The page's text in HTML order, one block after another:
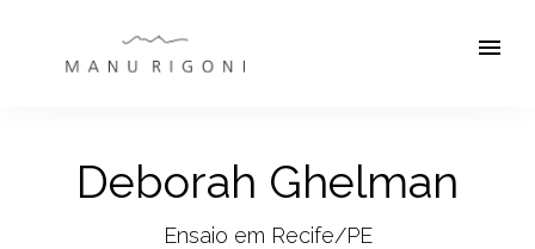
menu
Deborah Ghelman
Ensaio em Recife/PE